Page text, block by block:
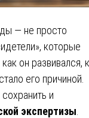
— не просто
которые
он развивался,
его причиной.
и
экспертизы